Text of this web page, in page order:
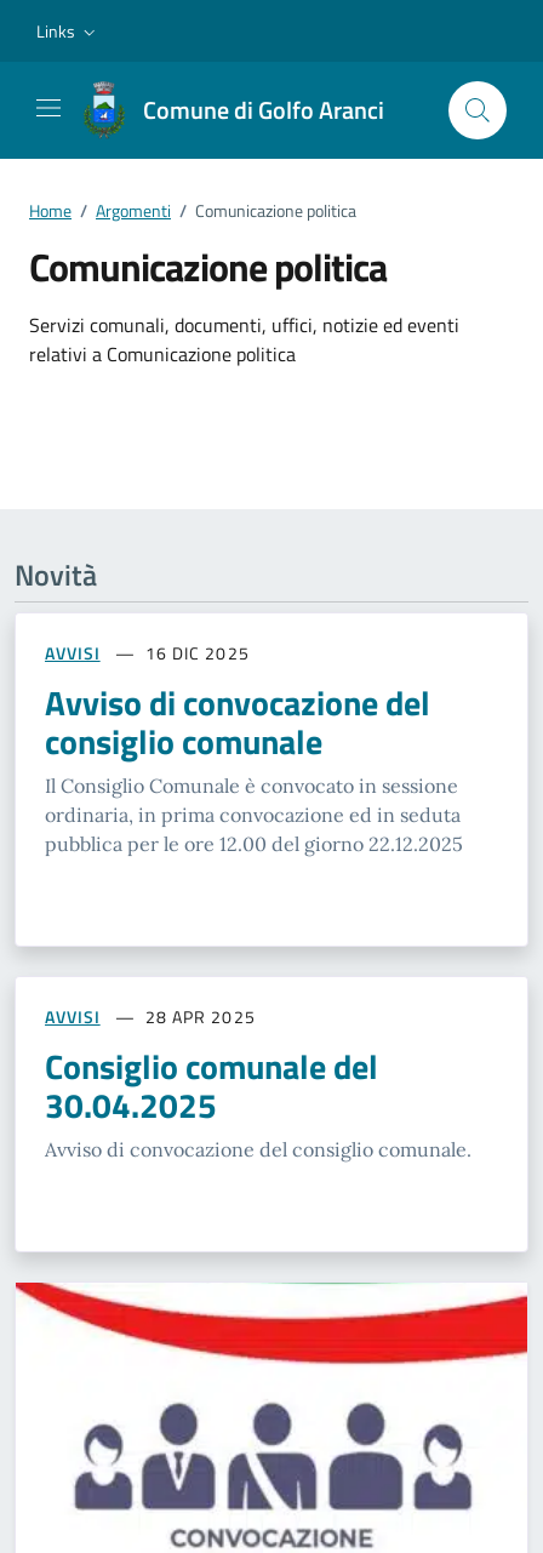
Links
Comune di Golfo Aranci
Home / Argomenti / Comunicazione politica
Comunicazione politica
Dettagli dell'argomento
Servizi comunali, documenti, uffici, notizie ed eventi
relativi a Comunicazione politica
Novità
AVVISI 16 DIC 2025
Avviso di convocazione del
consiglio comunale
Il Consiglio Comunale è convocato in sessione
ordinaria, in prima convocazione ed in seduta
pubblica per le ore 12.00 del giorno 22.12.2025
AVVISI 28 APR 2025
Consiglio comunale del
30.04.2025
Avviso di convocazione del consiglio comunale.